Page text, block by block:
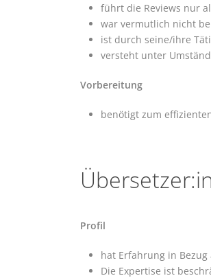
führt die Reviews nur
war vermutlich nicht
ist durch seine/ihre
versteht unter
Vorbereitung
benötigt zum
Profil
hat Erfahrung in
Die Expertise ist